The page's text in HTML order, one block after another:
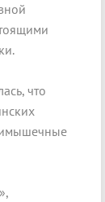
что